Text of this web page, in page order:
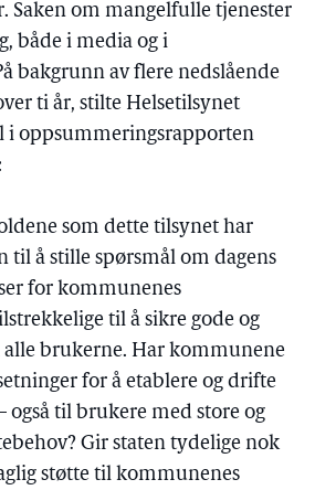
Saken om mangelfulle tjenester
både i media og i
bakgrunn av flere nedslående
ti år, stilte Helsetilsynet
i oppsummeringsrapporten
som dette tilsynet har
til å stille spørsmål om dagens
for kommunenes
til å sikre gode og
brukerne. Har kommunene
for å etablere og drifte
også til brukere med store og
Gir staten tydelige nok
støtte til kommunenes